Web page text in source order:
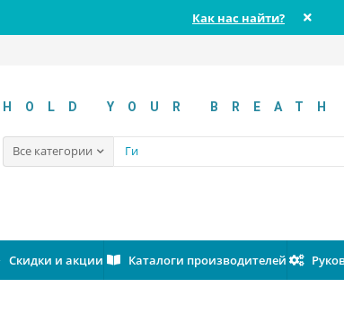
Как нас найти?
HOLD YOUR BREATH
Все категории
Скидки и акции Каталоги производителей